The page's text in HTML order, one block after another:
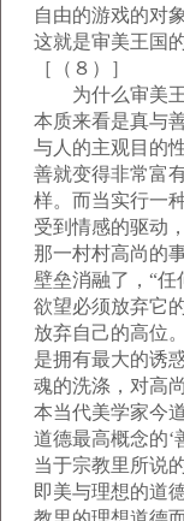
自由的游戏的对
这就是审美王国
［（
为什么审美王
本质来看是真与
与人的主观目的
善就变得非常富
样。而当实行一
受到情感的驱动
那一村村高尚的
壁垒消融了，“任
欲望必须放弃它
放弃自己的高位
是拥有最大的诱
魂的洗涤，对高
本当代美学家今
道德最高概念的‘
当于宗教里所说
即美与理想的道